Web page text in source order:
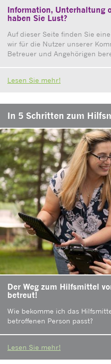
Information, Unterhaltung
haben Sie Lust?
Auf dieser Seite finden Sie
wir für die Nutzer unserer
Betreuer und Angehörigen
Lesen Sie mehr!
In 5 Schritten zum
Der Weg zum Hilfsmittel
betreut!
Wie bekomme ich das
betroffenen Person passt?
Lesen Sie mehr!